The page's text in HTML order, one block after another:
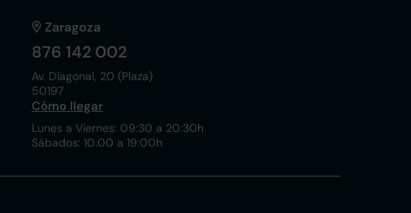
Zaragoza
876 142 002
Av. Diagonal, 20 (Plaza)
50197
Cómo llegar
Lunes a Viernes: 09:30 a 20:30h
Sábados: 10:00 a 19:00h